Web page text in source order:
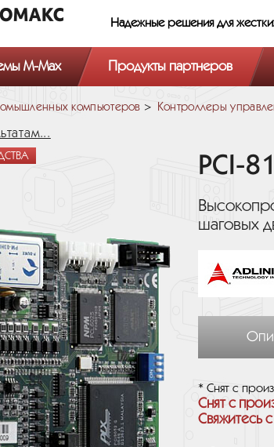
Надежные решения для
M-Max Продукты партнеров
компьютеров Контроллеры
PCI-
шаговых
* Снят с
Снят с
Свяжитесь